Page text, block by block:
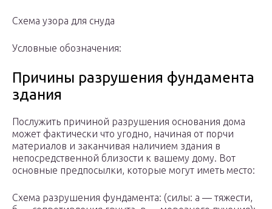
Схема узора для снуда
Условные обозначения:
Причины разрушения фундамента
здания
Послужить причиной разрушения основания дома
может фактически что угодно, начиная от порчи
материалов и заканчивая наличием здания в
непосредственной близости к вашему дому. Вот
основные предпосылки, которые могут иметь место:
Схема разрушения фундамента: (силы: а — тяжести,